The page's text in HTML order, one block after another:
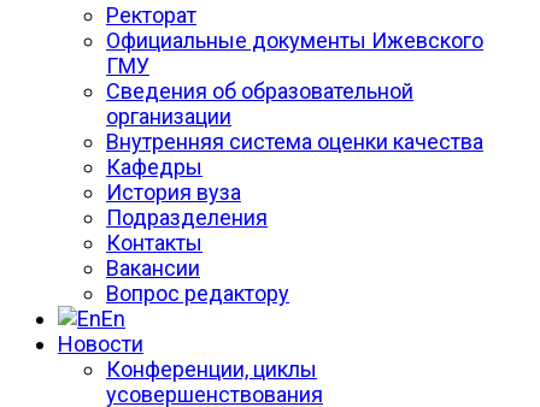
Ректорат
Официальные документы Ижевского
ГМУ
Сведения об образовательной
организации
Внутренняя система оценки качества
Кафедры
История вуза
Подразделения
Контакты
Вакансии
Вопрос редактору
En
Новости
Конференции, циклы
усовершенствования